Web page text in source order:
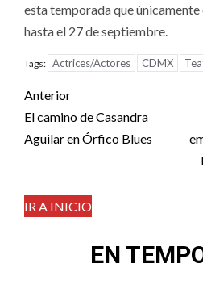
esta temporada que únicamente
hasta el 27 de septiembre.
Tags: Actrices/Actores CDMX
Post
navigation
Anterior
El camino de Casandra
Aguilar en Órfico Blues
IR A INICIO
EN